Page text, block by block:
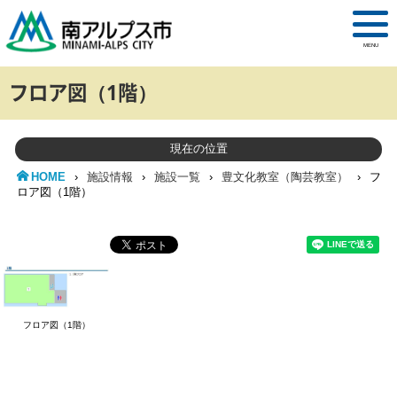
MENU
フロア図（1階）
現在の位置
HOME › 施設情報 › 施設一覧 › 豊文化教室（陶芸教室） ›
フ
ロア図（1階）
フロア図（1階）